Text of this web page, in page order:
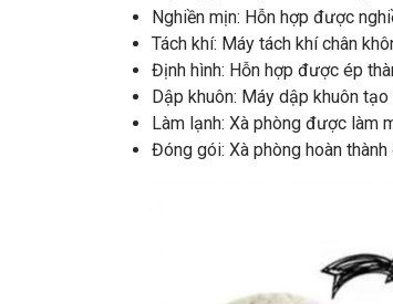
Nghiền mịn: Hỗn hợp được
Tách khí: Máy tách khí chân
Định hình: Hỗn hợp được ép
Dập khuôn: Máy dập khuôn
Làm lạnh: Xà phòng được làm
Đóng gói: Xà phòng hoàn